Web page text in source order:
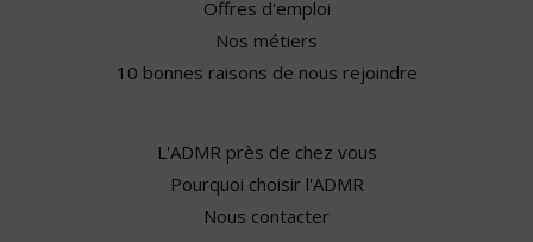
Offres d'emploi
Nos métiers
10 bonnes raisons de nous rejoindre
L'ADMR près de chez vous
Pourquoi choisir l'ADMR
Nous contacter